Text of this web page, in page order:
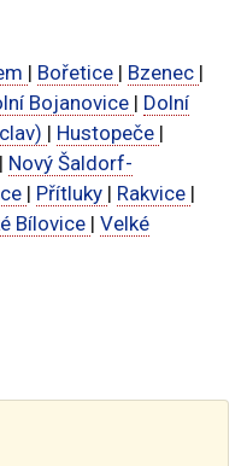
| Bořetice | Bzenec |
Bojanovice | Dolní
| Hustopeče |
| Nový Šaldorf-
| Přítluky | Rakvice |
Bílovice | Velké